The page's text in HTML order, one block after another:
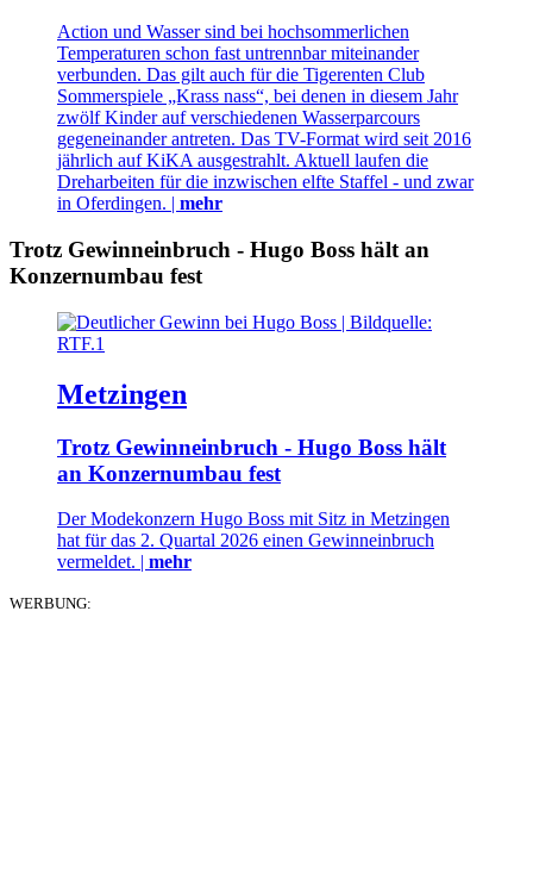
Action und Wasser sind bei hochsommerlichen
Temperaturen schon fast untrennbar miteinander
verbunden. Das gilt auch für die Tigerenten Club
Sommerspiele „Krass nass“, bei denen in diesem Jahr
zwölf Kinder auf verschiedenen Wasserparcours
gegeneinander antreten. Das TV-Format wird seit 2016
jährlich auf KiKA ausgestrahlt. Aktuell laufen die
Dreharbeiten für die inzwischen elfte Staffel - und zwar
in Oferdingen. | mehr
Trotz Gewinneinbruch - Hugo Boss hält an
Konzernumbau fest
Metzingen
Trotz Gewinneinbruch - Hugo Boss hält
an Konzernumbau fest
Der Modekonzern Hugo Boss mit Sitz in Metzingen
hat für das 2. Quartal 2026 einen Gewinneinbruch
vermeldet. | mehr
WERBUNG: